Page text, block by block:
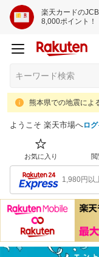
楽天カードの
8,000ポイント！
熊本県での地震によ
ようこそ 楽天市場へロ
お気に入り 閲
1,980円以